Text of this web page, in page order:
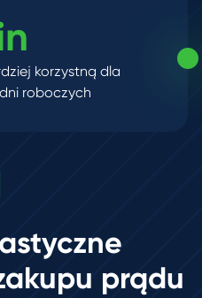
korzystną dla
roboczych
prądu